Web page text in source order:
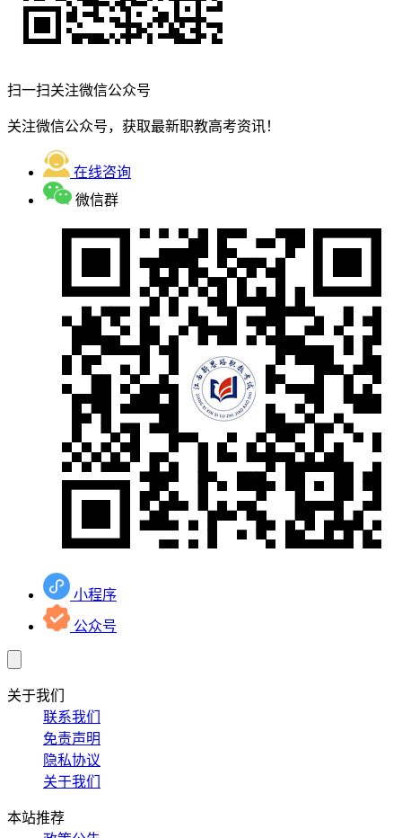
扫一扫关注微信公众号
关注微信公众号，获取最新职教高考资讯！
在线咨询
微信群
小程序
公众号
关于我们
联系我们
免责声明
隐私协议
关于我们
本站推荐